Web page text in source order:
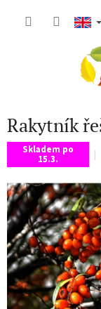
Rakytník
Skladem po
15.3.